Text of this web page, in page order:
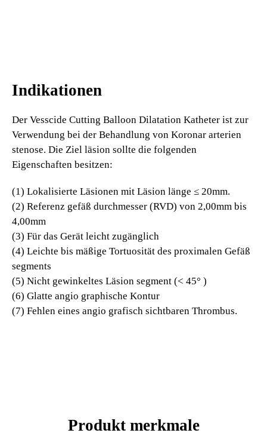
Indikationen
Der Vesscide Cutting Balloon Dilatation Katheter ist zur
Verwendung bei der Behandlung von Koronar arterien
stenose. Die Ziel läsion sollte die folgenden
Eigenschaften besitzen:
(1) Lokalisierte Läsionen mit Läsion länge ≤ 20mm.
(2) Referenz gefäß durchmesser (RVD) von 2,00mm bis
4,00mm
(3) Für das Gerät leicht zugänglich
(4) Leichte bis mäßige Tortuosität des proximalen Gefäß
segments
(5) Nicht gewinkeltes Läsion segment (< 45° )
(6) Glatte angio graphische Kontur
(7) Fehlen eines angio grafisch sichtbaren Thrombus.
Produkt merkmale